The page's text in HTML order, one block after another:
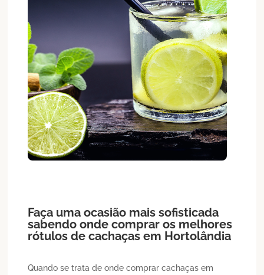
Faça uma ocasião mais sofisticada
sabendo onde comprar os melhores
rótulos de cachaças em Hortolândia
Quando se trata de onde comprar cachaças em